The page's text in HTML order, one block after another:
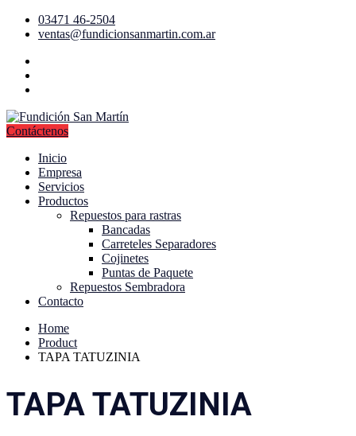
03471 46-2504
ventas@fundicionsanmartin.com.ar
Contáctenos
Inicio
Empresa
Servicios
Productos
Repuestos para rastras
Bancadas
Carreteles Separadores
Cojinetes
Puntas de Paquete
Repuestos Sembradora
Contacto
Home
Product
TAPA TATUZINIA
TAPA TATUZINIA